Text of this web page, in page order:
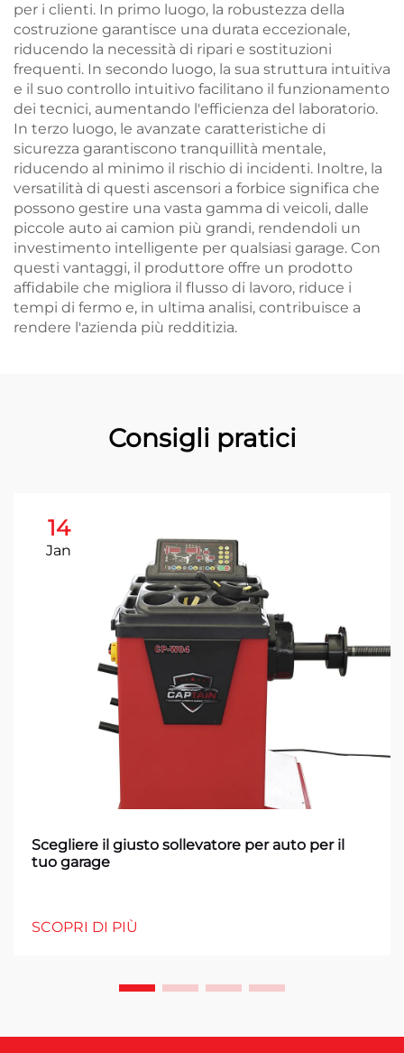
per i clienti. In primo luogo, la robustezza della
costruzione garantisce una durata eccezionale,
riducendo la necessità di ripari e sostituzioni
frequenti. In secondo luogo, la sua struttura intuitiva
e il suo controllo intuitivo facilitano il funzionamento
dei tecnici, aumentando l'efficienza del laboratorio.
In terzo luogo, le avanzate caratteristiche di
sicurezza garantiscono tranquillità mentale,
riducendo al minimo il rischio di incidenti. Inoltre, la
versatilità di questi ascensori a forbice significa che
possono gestire una vasta gamma di veicoli, dalle
piccole auto ai camion più grandi, rendendoli un
investimento intelligente per qualsiasi garage. Con
questi vantaggi, il produttore offre un prodotto
affidabile che migliora il flusso di lavoro, riduce i
tempi di fermo e, in ultima analisi, contribuisce a
rendere l'azienda più redditizia.
Consigli pratici
14
Jan
Scegliere il giusto sollevatore per auto per il
tuo garage
SCOPRI DI PIÙ